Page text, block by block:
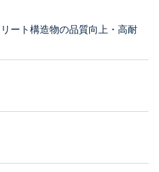
ート構造物の品質向上・高耐